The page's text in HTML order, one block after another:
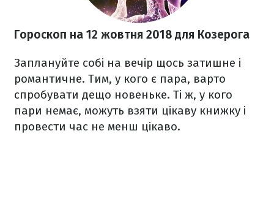
Гороскоп на 12 жовтня 2018 для Козерога
Заплануйте собі на вечір щось затишне і
романтичне. Тим, у кого є пара, варто
спробувати дещо новеньке. Ті ж, у кого
пари немає, можуть взяти цікаву книжку і
провести час не менш цікаво.